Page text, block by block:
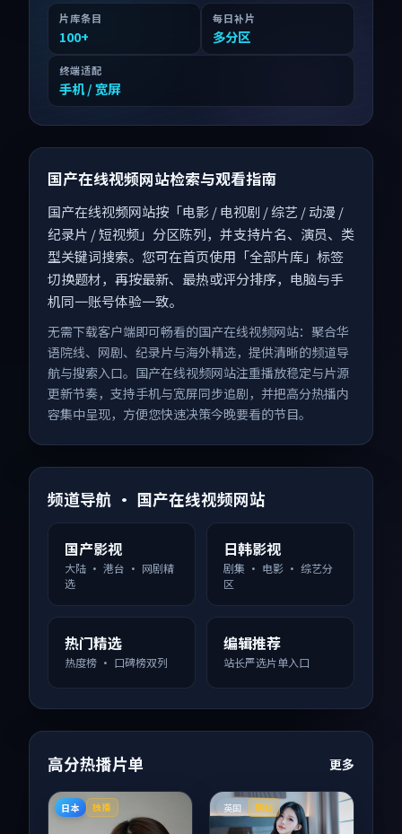
片库条目
100+
每日补片
多分区
终端适配
手机 / 宽屏
国产在线视频网站检索与观看指南
国产在线视频网站按「电影 / 电视剧 / 综艺 / 动漫 /
纪录片 / 短视频」分区陈列，并支持片名、演员、类
型关键词搜索。您可在首页使用「全部片库」标签
切换题材，再按最新、最热或评分排序，电脑与手
机同一账号体验一致。
无需下载客户端即可畅看的国产在线视频网站：聚合华
语院线、网剧、纪录片与海外精选，提供清晰的频道导
航与搜索入口。国产在线视频网站注重播放稳定与片源
更新节奏，支持手机与宽屏同步追剧，并把高分热播内
容集中呈现，方便您快速决策今晚要看的节目。
频道导航 · 国产在线视频网站
国产影视
大陆 · 港台 · 网剧精
选
日韩影视
剧集 · 电影 · 综艺分
区
热门精选
热度榜 · 口碑榜双列
编辑推荐
站长严选片单入口
高分热播片单 更多
日本 独播 英国 院线